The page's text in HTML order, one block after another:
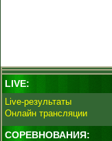
LIVE:
Live-результаты
Онлайн трансляции
СОРЕВНОВАНИЯ: